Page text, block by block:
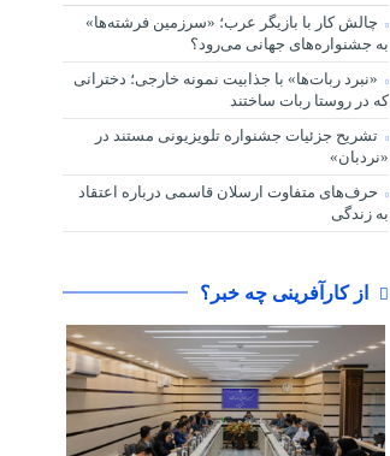
چالش کار با بازیگر عرب؛ «سرزمین فرشته‌ها»
به جشنواره‌های جهانی می‌رود؟
«نبرد ربات‌ها» با جذابیت نمونه خارجی؛ دخترانی
که در روستا ربات ساختند
تشریح جزئیات جشنواره‌ تلویزیونی مستند در
«نردبان»
حرف‌های متفاوت ارسلان قاسمی درباره اعتقاد
به زندگی
از کارآفرینی چه خبر؟